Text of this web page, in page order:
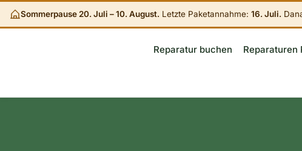
Sommerpause 20. Juli – 10. August. Letzte Paketannahme: 16. Juli.
Reparatur buchen Reparaturen